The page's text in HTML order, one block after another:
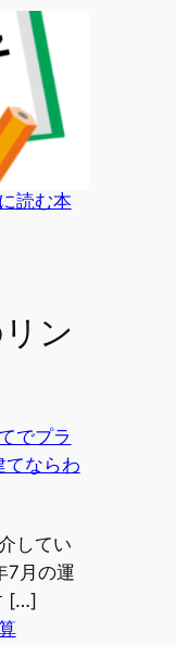
読む本
リン
でプラ
てならわ
してい
7月の運
[…]